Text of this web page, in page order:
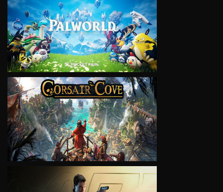
VIEW
VIEW